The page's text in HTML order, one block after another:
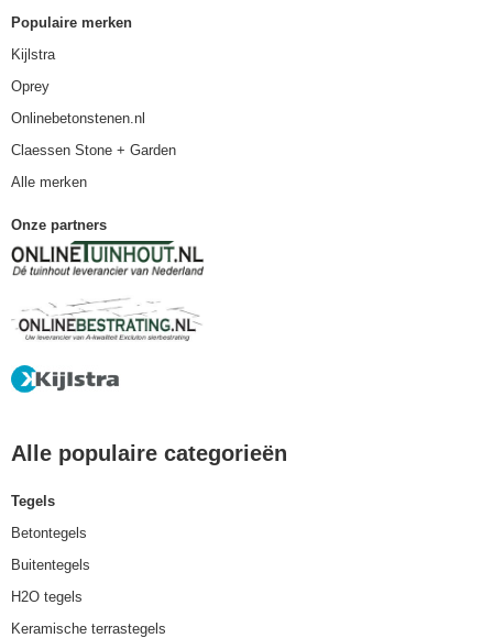
Populaire merken
Kijlstra
Oprey
Onlinebetonstenen.nl
Claessen Stone + Garden
Alle merken
Onze partners
Alle populaire categorieën
Tegels
Betontegels
Buitentegels
H2O tegels
Keramische terrastegels